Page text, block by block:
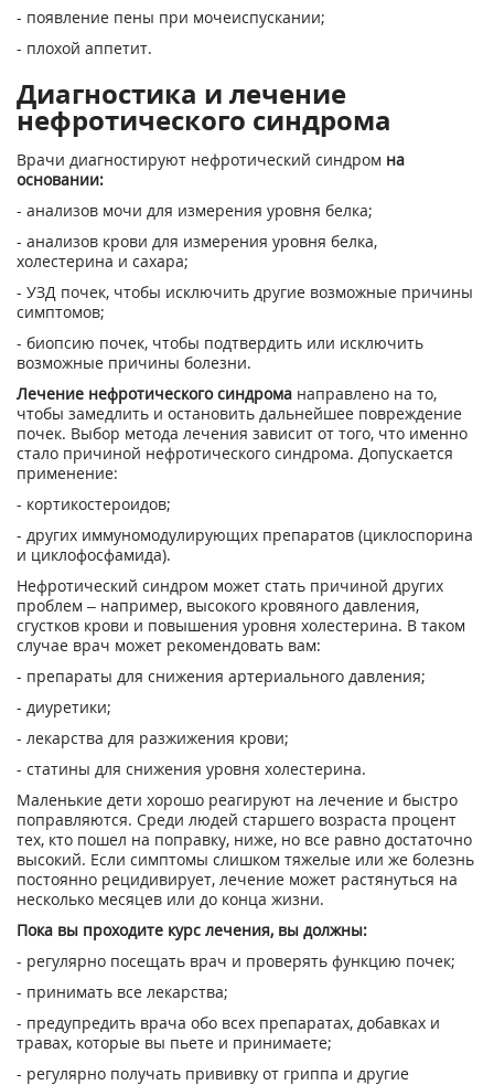
- появление пены при мочеиспускании;
- плохой аппетит.
Диагностика и лечение
нефротического синдрома
Врачи диагностируют нефротический синдром на
основании:
- анализов мочи для измерения уровня белка;
- анализов крови для измерения уровня белка,
холестерина и сахара;
- УЗД почек, чтобы исключить другие возможные причины
симптомов;
- биопсию почек, чтобы подтвердить или исключить
возможные причины болезни.
Лечение нефротического синдрома направлено на то,
чтобы замедлить и остановить дальнейшее повреждение
почек. Выбор метода лечения зависит от того, что именно
стало причиной нефротического синдрома. Допускается
применение:
- кортикостероидов;
- других иммуномодулирующих препаратов (циклоспорина
и циклофосфамида).
Нефротический синдром может стать причиной других
проблем – например, высокого кровяного давления,
сгустков крови и повышения уровня холестерина. В таком
случае врач может рекомендовать вам:
- препараты для снижения артериального давления;
- диуретики;
- лекарства для разжижения крови;
- статины для снижения уровня холестерина.
Маленькие дети хорошо реагируют на лечение и быстро
поправляются. Среди людей старшего возраста процент
тех, кто пошел на поправку, ниже, но все равно достаточно
высокий. Если симптомы слишком тяжелые или же болезнь
постоянно рецидивирует, лечение может растянуться на
несколько месяцев или до конца жизни.
Пока вы проходите курс лечения, вы должны:
- регулярно посещать врач и проверять функцию почек;
- принимать все лекарства;
- предупредить врача обо всех препаратах, добавках и
травах, которые вы пьете и принимаете;
- регулярно получать прививку от гриппа и другие